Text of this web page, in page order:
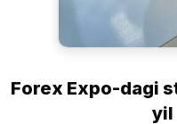
Forex Expo-dagi
yil